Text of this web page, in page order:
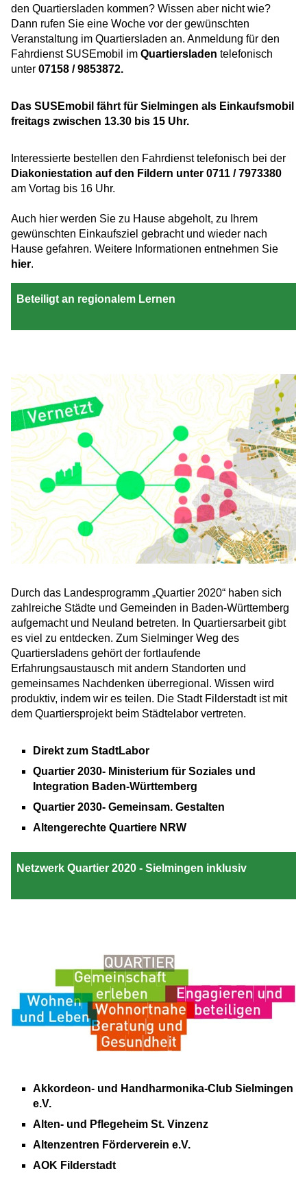
den Quartiersladen kommen? Wissen aber nicht wie?
Dann rufen Sie eine Woche vor der gewünschten
Veranstaltung im Quartiersladen an. Anmeldung für den
Fahrdienst SUSEmobil im Quartiersladen telefonisch
unter 07158 / 9853872.
Das SUSEmobil fährt für Sielmingen als Einkaufsmobil
freitags zwischen 13.30 bis 15 Uhr.
Interessierte bestellen den Fahrdienst telefonisch bei der
Diakoniestation auf den Fildern unter 0711 / 7973380
am Vortag bis 16 Uhr.
Auch hier werden Sie zu Hause abgeholt, zu Ihrem
gewünschten Einkaufsziel gebracht und wieder nach
Hause gefahren. Weitere Informationen entnehmen Sie
hier.
Beteiligt an regionalem Lernen
Durch das Landesprogramm „Quartier 2020“ haben sich
zahlreiche Städte und Gemeinden in Baden-Württemberg
aufgemacht und Neuland betreten. In Quartiersarbeit gibt
es viel zu entdecken. Zum Sielminger Weg des
Quartiersladens gehört der fortlaufende
Erfahrungsaustausch mit andern Standorten und
gemeinsames Nachdenken überregional. Wissen wird
produktiv, indem wir es teilen. Die Stadt Filderstadt ist mit
dem Quartiersprojekt beim Städtelabor vertreten.
Direkt zum StadtLabor
Quartier 2030- Ministerium für Soziales und
Integration Baden-Württemberg
Quartier 2030- Gemeinsam. Gestalten
Altengerechte Quartiere NRW
Netzwerk Quartier 2020 - Sielmingen inklusiv
Akkordeon- und Handharmonika-Club Sielmingen
e.V.
Alten- und Pflegeheim St. Vinzenz
Altenzentren Förderverein e.V.
AOK Filderstadt